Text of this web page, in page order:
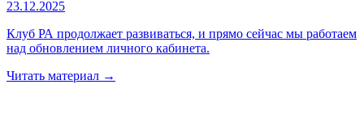
23.12.2025
Клуб РА продолжает развиваться, и прямо сейчас мы работаем
над обновлением личного кабинета.
Читать материал →